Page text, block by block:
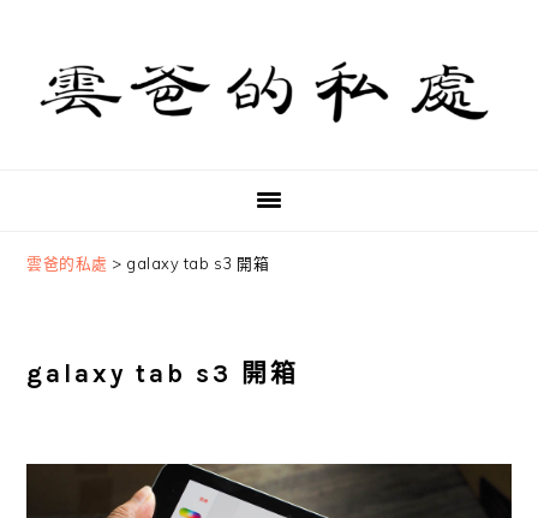
primary
navigation
content
primary
sidebar
雲爸的私處 > galaxy tab s3 開箱
galaxy tab s3 開箱